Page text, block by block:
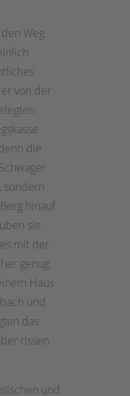
Weg
von der
die
sondern
hinauf
sie
mit der
genug.
Haus
und
das
rissen
und